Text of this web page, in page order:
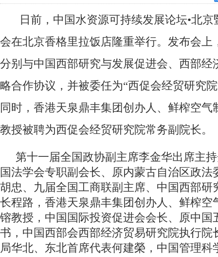
日前，中国水资源可持续发展论坛•北
会在北京香格里拉饭店隆重举行。发布会上
分别与中国西部研究与发展促进会、西部经
略合作协议，并被委任为“西促会经贸研究
同时，香港天泉鼎丰集团创办人、鲜榨空气
教授被聘为西促会经贸研究院常务副院长。
第十一届全国政协副主席李金华出席主
国法学会专职副会长、原内蒙古自治区政法
胡忠、九届全国工商联副主席、中国西部研
长程路，香港天泉鼎丰集团创办人、鲜榨空
镕教授，中国国际投资促进会会长、原中国
书，中国西部会西部经济贸易研究院执行院
局华北、东北首席代表何建榮，中国管理科